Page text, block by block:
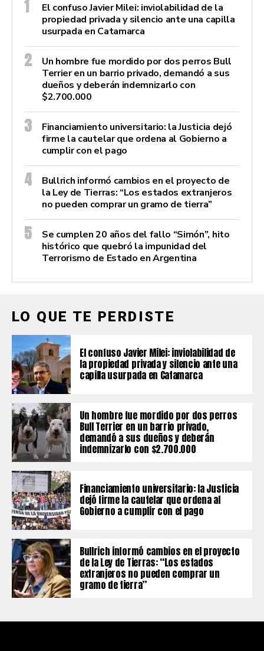
El confuso Javier Milei: inviolabilidad de la
propiedad privada y silencio ante una capilla
usurpada en Catamarca
Un hombre fue mordido por dos perros Bull
Terrier en un barrio privado, demandó a sus
dueños y deberán indemnizarlo con
$2.700.000
Financiamiento universitario: la Justicia dejó
firme la cautelar que ordena al Gobierno a
cumplir con el pago
Bullrich informó cambios en el proyecto de
la Ley de Tierras: “Los estados extranjeros
no pueden comprar un gramo de tierra”
Se cumplen 20 años del fallo “Simón”, hito
histórico que quebró la impunidad del
Terrorismo de Estado en Argentina
LO QUE TE PERDISTE
El confuso Javier Milei: inviolabilidad de
la propiedad privada y silencio ante una
capilla usurpada en Catamarca
Un hombre fue mordido por dos perros
Bull Terrier en un barrio privado,
demandó a sus dueños y deberán
indemnizarlo con $2.700.000
Financiamiento universitario: la Justicia
dejó firme la cautelar que ordena al
Gobierno a cumplir con el pago
Bullrich informó cambios en el proyecto
de la Ley de Tierras: “Los estados
extranjeros no pueden comprar un
gramo de tierra”